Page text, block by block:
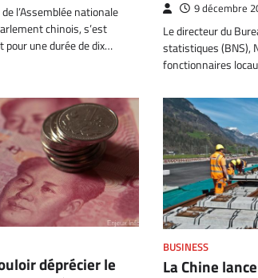
l’Assemblée nationale
chinois, s’est
une durée de dix…
9 décembre
Le directeur du
statistiques (BNS),
fonctionnaires
déprécier le
BUSINESS
La Chine